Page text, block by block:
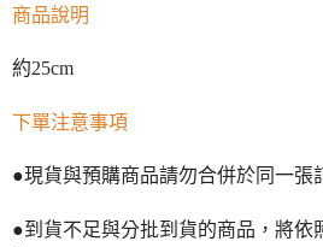
商品說明
約25cm
下單注意事項
●現貨與預購商品請勿合併於同一張
●到貨不足與分批到貨的商品，將依